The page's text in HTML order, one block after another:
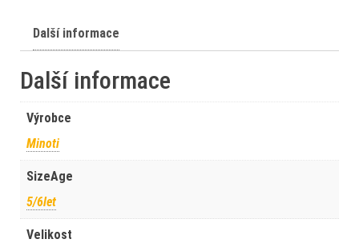
Další informace
Další informace
Výrobce
Minoti
SizeAge
5/6let
Velikost